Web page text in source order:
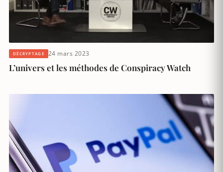
DÉCRYPTAGE 24 mars 2023
L’univers et les méthodes de Conspiracy Watch